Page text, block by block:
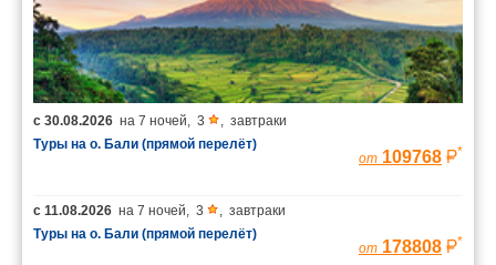
с 30.08.2026 на 7 ночей, 3 , завтраки
Туры на о. Бали (прямой перелёт)
от 109768 *
с 11.08.2026 на 7 ночей, 3 , завтраки
Туры на о. Бали (прямой перелёт)
от 178808 *